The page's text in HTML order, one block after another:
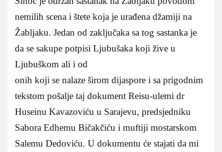
nemilih scena i štete koja je urađena džamiji na
Žabljaku. Jedan od zaključaka sa tog sastanka je
da se sakupe potpisi Ljubušaka koji žive u
Ljubuškom ali i od
onih koji se nalaze širom dijaspore i sa prigodnim
tekstom pošalje taj dokument Reisu-ulemi dr
Huseinu Kavazoviću u Sarajevu, predsjedniku
Sabora Edhemu Bičakčiću i muftiji mostarskom
Salemu Dedoviću. U dokumentu će stajati da mi